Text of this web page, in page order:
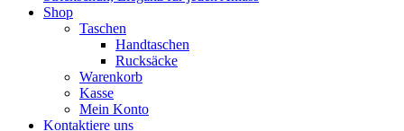
Shop
Taschen
Handtaschen
Rucksäcke
Warenkorb
Kasse
Mein Konto
Kontaktiere uns